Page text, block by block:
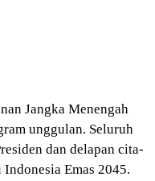
Jangka Menengah
unggulan. Seluruh
dan delapan cita-
Emas 2045.